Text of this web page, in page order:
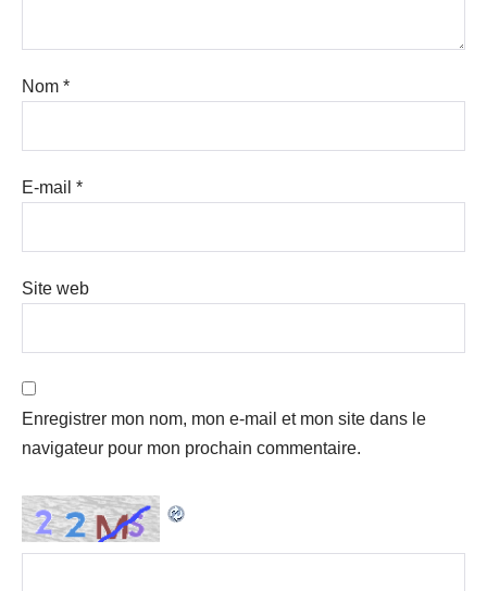
Nom *
E-mail *
Site web
Enregistrer mon nom, mon e-mail et mon site dans le
navigateur pour mon prochain commentaire.